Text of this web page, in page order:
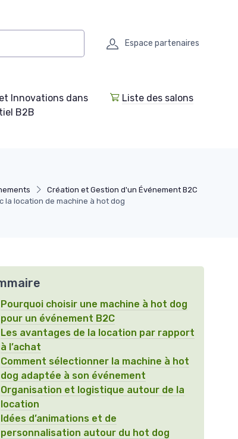
Espace partenaires
Innovations dans
B2B
Liste des salons
Création et Gestion d'un Événement B2C
la location de machine à hot dog
Pourquoi choisir une machine à hot dog
pour un événement B2C
Les avantages de la location par rapport
à l’achat
Comment sélectionner la machine à hot
dog adaptée à son événement
Organisation et logistique autour de la
location
Idées d’animations et de
personnalisation autour du hot dog